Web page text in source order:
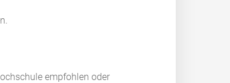
empfohlen oder